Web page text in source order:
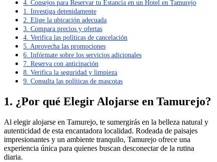
4. Consejos para Reservar tu Estancia en un Hotel en Tamurejo
1. Investiga detenidamente
2. Elige la ubicación adecuada
3. Compara precios y ofertas
4. Verifica las políticas de cancelación
5. Aprovecha las promociones
6. Infórmate sobre los servicios adicionales
7. Reserva con anticipación
8. Verifica la seguridad y limpieza
9. Consulta las políticas de mascotas
1. ¿Por qué Elegir Alojarse en Tamurejo?
Al elegir alojarse en Tamurejo, te sumergirás en la belleza natural y
autenticidad de esta encantadora localidad. Rodeada de paisajes
impresionantes y un ambiente tranquilo, Tamurejo ofrece una
experiencia única para quienes buscan desconectar de la rutina
diaria.